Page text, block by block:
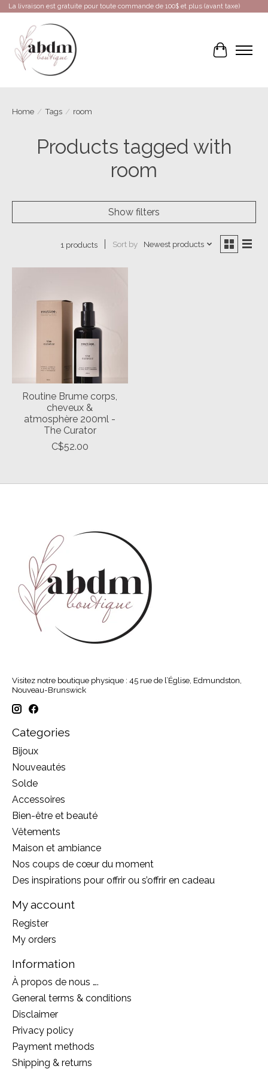
La livraison est gratuite pour toute commande de 100$ et plus (avant taxe)
Cart
Home / Tags / room
Products tagged with
room
Show filters
1 products Sort by Newest products
Routine Brume corps,
cheveux &
atmosphère 200ml -
The Curator
C$52.00
Visitez notre boutique physique : 45 rue de l’Église, Edmundston,
Nouveau-Brunswick
Categories
Bijoux
Nouveautés
Solde
Accessoires
Bien-être et beauté
Vêtements
Maison et ambiance
Nos coups de cœur du moment
Des inspirations pour offrir ou s’offrir en cadeau
My account
Register
My orders
Information
À propos de nous ….
General terms & conditions
Disclaimer
Privacy policy
Payment methods
Shipping & returns